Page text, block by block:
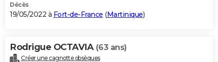
S'inscrire
Se connecter
Lycées
Collèges
Primaires
Universités
Entreprises
Service militaire
Avis de recherche
AVIS DE DÉCÈS
Bricolage
Lifestyle
Culture
Sport
Auto
Television
Voyage
Cinema
Décès
19/05/2022 à Fort-de-France (Martinique)
Rodrigue OCTAVIA (63 ans)
Créer une cagnotte obsèques